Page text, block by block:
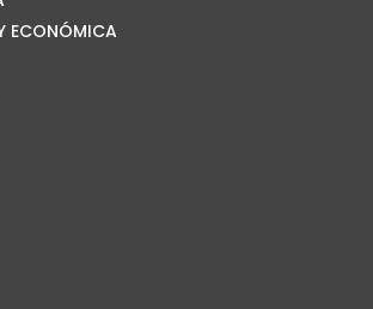
ECONÓMICA